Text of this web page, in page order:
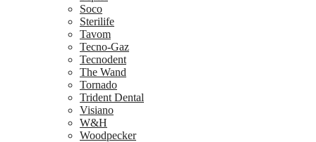
Soco
Sterilife
Tavom
Tecno-Gaz
Tecnodent
The Wand
Tornado
Trident Dental
Visiano
W&H
Woodpecker